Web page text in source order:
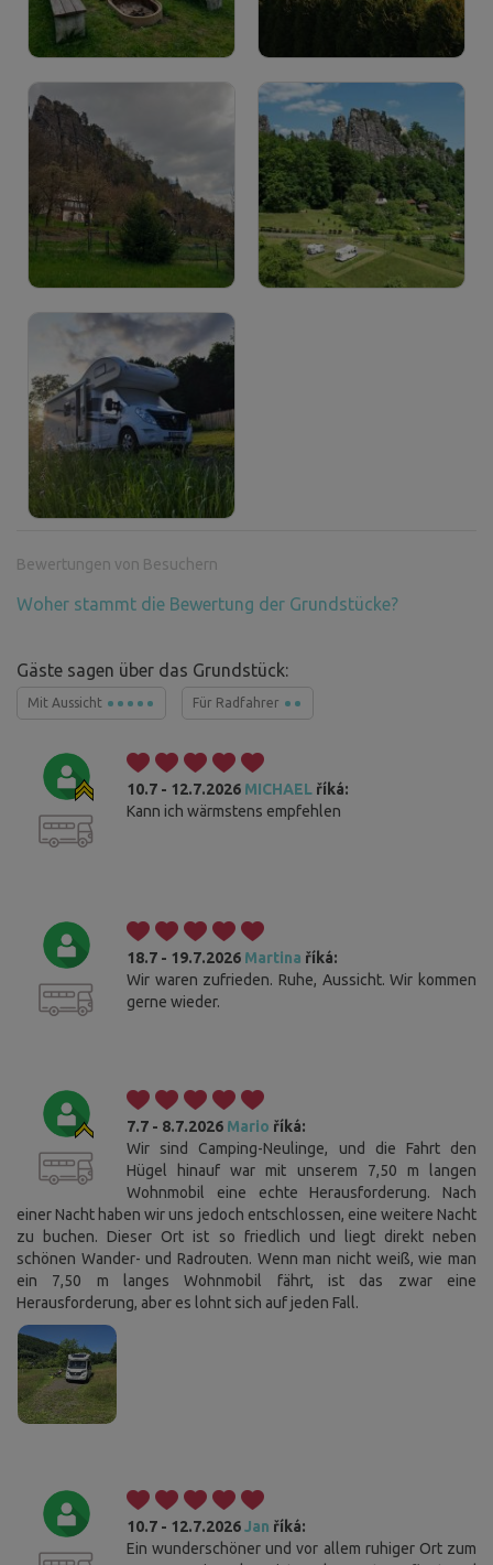
Bewertungen von Besuchern
Woher stammt die Bewertung der Grundstücke?
Gäste sagen über das Grundstück:
Mit Aussicht Für Radfahrer
10.7 - 12.7.2026 MICHAEL říká:
Kann ich wärmstens empfehlen
18.7 - 19.7.2026 Martina říká:
Wir waren zufrieden. Ruhe, Aussicht. Wir kommen
gerne wieder.
7.7 - 8.7.2026 Mario říká:
Wir sind Camping-Neulinge, und die Fahrt den
Hügel hinauf war mit unserem 7,50 m langen
Wohnmobil eine echte Herausforderung. Nach
einer Nacht haben wir uns jedoch entschlossen, eine weitere Nacht
zu buchen. Dieser Ort ist so friedlich und liegt direkt neben
schönen Wander- und Radrouten. Wenn man nicht weiß, wie man
ein 7,50 m langes Wohnmobil fährt, ist das zwar eine
Herausforderung, aber es lohnt sich auf jeden Fall.
10.7 - 12.7.2026Jan říká:
Ein wunderschöner und vor allem ruhiger Ort zum